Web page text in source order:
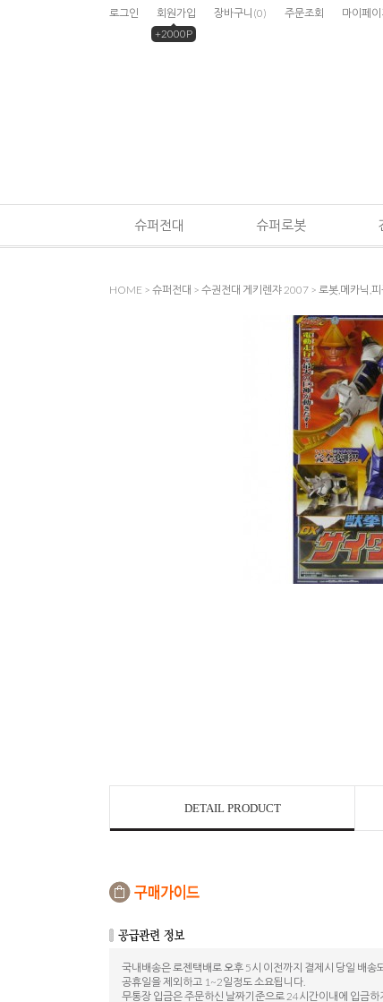
로그인
회원가입
+2000P
장바구니 (0) 주문조회 마이페이
슈퍼전대 슈퍼로봇
HOME > 슈퍼전대 > 수권전대 게키렌쟈 2007 > 로봇,메카닉,피
DETAIL PRODUCT
국내배송은 로젠택배로 오후 5시 이전까지 결제시 당일 배송
공휴일을 제외하고 1~2일정도 소요됩니다.
무통장 입금은 주문하신 날짜기준으로 24시간이내에 입금하